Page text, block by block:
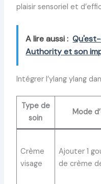
plaisir sensoriel et
A lire aussi :
Authority et son
Intégrer l’ylang ylang
Type de
soin
Mode
Crème
visage
Ajouter 1
de crème